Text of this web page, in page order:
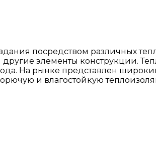
посредством различных
элементы конструкции.
На рынке представлен
и влагостойкую